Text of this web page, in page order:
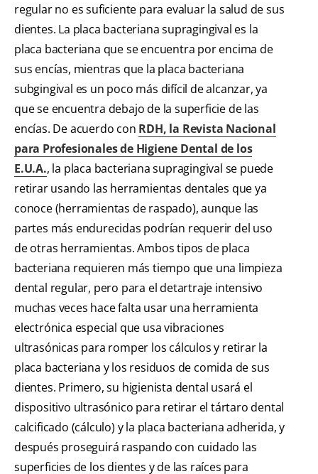
regular no es suficiente para evaluar la salud de sus
dientes. La placa bacteriana supragingival es la
placa bacteriana que se encuentra por encima de
sus encías, mientras que la placa bacteriana
subgingival es un poco más difícil de alcanzar, ya
que se encuentra debajo de la superficie de las
encías. De acuerdo con RDH, la Revista Nacional
para Profesionales de Higiene Dental de los
E.U.A., la placa bacteriana supragingival se puede
retirar usando las herramientas dentales que ya
conoce (herramientas de raspado), aunque las
partes más endurecidas podrían requerir del uso
de otras herramientas. Ambos tipos de placa
bacteriana requieren más tiempo que una limpieza
dental regular, pero para el detartraje intensivo
muchas veces hace falta usar una herramienta
electrónica especial que usa vibraciones
ultrasónicas para romper los cálculos y retirar la
placa bacteriana y los residuos de comida de sus
dientes. Primero, su higienista dental usará el
dispositivo ultrasónico para retirar el tártaro dental
calcificado (cálculo) y la placa bacteriana adherida, y
después proseguirá raspando con cuidado las
superficies de los dientes y de las raíces para